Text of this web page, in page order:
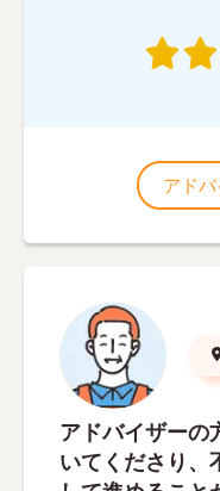
アド
アドバイザーの
いてくださり、